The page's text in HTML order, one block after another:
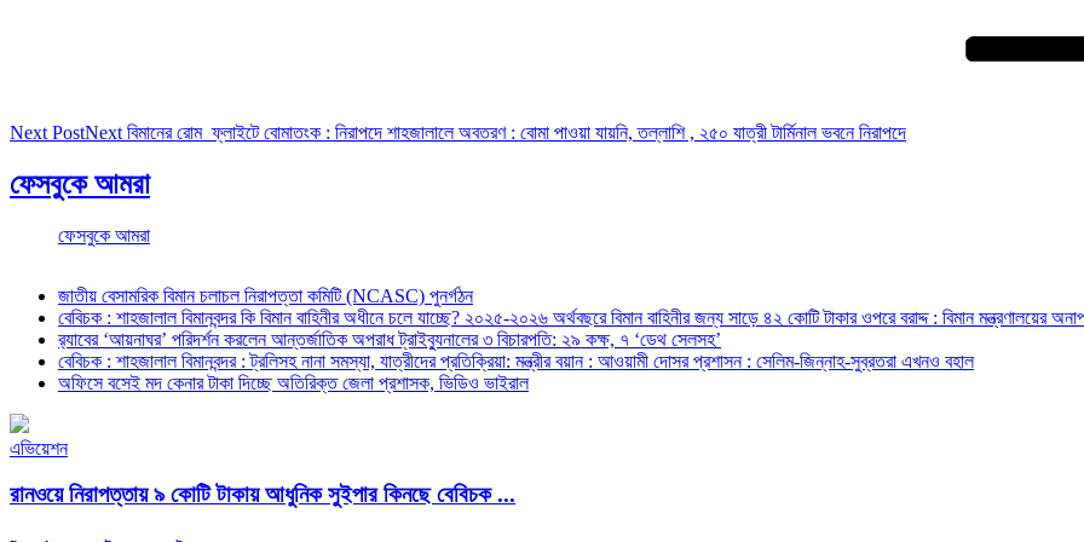
Next PostNext বিমানের রোম ফ্লাইটে বোমাতংক : নিরাপদে শাহজালালে অবতরণ : বোমা পাওয়া যায়নি, তল্লাশি , ২৫০ যাত্রী টার্মিনাল ভবনে নিরাপদে
ফেসবুকে আমরা
ফেসবুকে আমরা
জাতীয় বেসামরিক বিমান চলাচল নিরাপত্তা কমিটি (NCASC) পুনর্গঠন
বেবিচক : শাহজালাল বিমানবন্দর কি বিমান বাহিনীর অধীনে চলে যাচ্ছে? ২০২৫-২০২৬ অর্থবছরে বিমান বাহিনীর জন্য সাড়ে ৪২ কোটি টাকার ওপরে বরাদ্দ : বিমান মন্ত্রণালয়ের
র‍্যাবের ‘আয়নাঘর’ পরিদর্শন করলেন আন্তর্জাতিক অপরাধ ট্রাইব্যুনালের ৩ বিচারপতি: ২৯ কক্ষ, ৭ ‘ডেথ সেলসহ’
বেবিচক : শাহজালাল বিমানবন্দর : ট্রলিসহ নানা সমস্যা, যাত্রীদের প্রতিক্রিয়া: মন্ত্রীর বয়ান : আওয়ামী দোসর প্রশাসন : সেলিম-জিন্নাহ-সুব্রতরা এখনও বহাল
অফিসে বসেই মদ কেনার টাকা দিচ্ছে অতিরিক্ত জেলা প্রশাসক, ভিডিও ভাইরাল
এভিয়েশন
রানওয়ে নিরাপত্তায় ৯ কোটি টাকায় আধুনিক সুইপার কিনছে বেবিচক ...